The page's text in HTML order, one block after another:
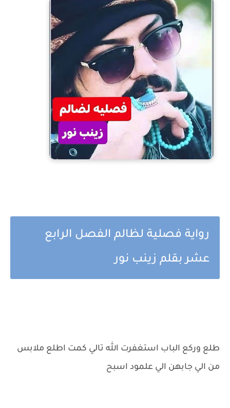
رواية فصلية لظالم الفصل الرابع
عشر بقلم زينب نور
طلع وركع الباب استغفرت الله تالي كمت اطلع ملابس
من الي جابهن الي علمود اسبح